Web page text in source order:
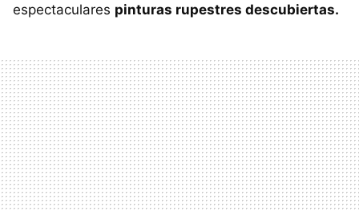
espectaculares pinturas rupestres descubiertas.